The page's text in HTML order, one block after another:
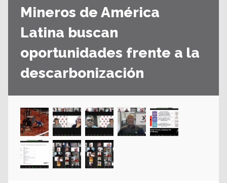
Mineros de América
Latina buscan
oportunidades frente a la
descarbonización